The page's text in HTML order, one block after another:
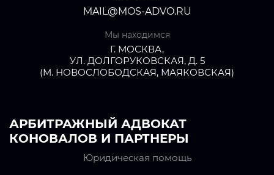
MAIL@MOS-ADVO.RU
Мы находимся
Г. МОСКВА,
УЛ. ДОЛГОРУКОВСКАЯ, Д. 5
(М. НОВОСЛОБОДСКАЯ, МАЯКОВСКАЯ)
АРБИТРАЖНЫЙ АДВОКАТ
КОНОВАЛОВ И ПАРТНЕРЫ
Юридическая помощь